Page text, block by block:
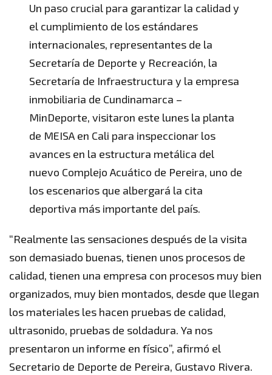
Un paso crucial para garantizar la calidad y
el cumplimiento de los estándares
internacionales, representantes de la
Secretaría de Deporte y Recreación, la
Secretaría de Infraestructura y la empresa
inmobiliaria de Cundinamarca –
MinDeporte, visitaron este lunes la planta
de MEISA en Cali para inspeccionar los
avances en la estructura metálica del
nuevo Complejo Acuático de Pereira, uno de
los escenarios que albergará la cita
deportiva más importante del país.
“Realmente las sensaciones después de la visita
son demasiado buenas, tienen unos procesos de
calidad, tienen una empresa con procesos muy bien
organizados, muy bien montados, desde que llegan
los materiales les hacen pruebas de calidad,
ultrasonido, pruebas de soldadura. Ya nos
presentaron un informe en físico”, afirmó el
Secretario de Deporte de Pereira, Gustavo Rivera.